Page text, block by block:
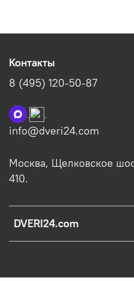
DVERI24.com
Контакты
8 (495) 120-50-87
info@dveri24.com
Москва, Щелковское
410.